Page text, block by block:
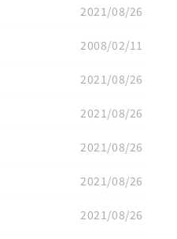
2021/08/26
2008/02/11
2021/08/26
2021/08/26
2021/08/26
2021/08/26
2021/08/26